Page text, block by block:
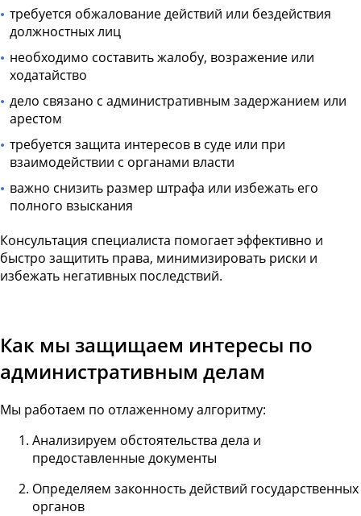
требуется обжалование действий или бездействия
должностных лиц
необходимо составить жалобу, возражение или
ходатайство
дело связано с административным задержанием или
арестом
требуется защита интересов в суде или при
взаимодействии с органами власти
важно снизить размер штрафа или избежать его
полного взыскания
Консультация специалиста помогает эффективно и
быстро защитить права, минимизировать риски и
избежать негативных последствий.
Как мы защищаем интересы по
административным делам
Мы работаем по отлаженному алгоритму:
Анализируем обстоятельства дела и
предоставленные документы
Определяем законность действий государственных
органов